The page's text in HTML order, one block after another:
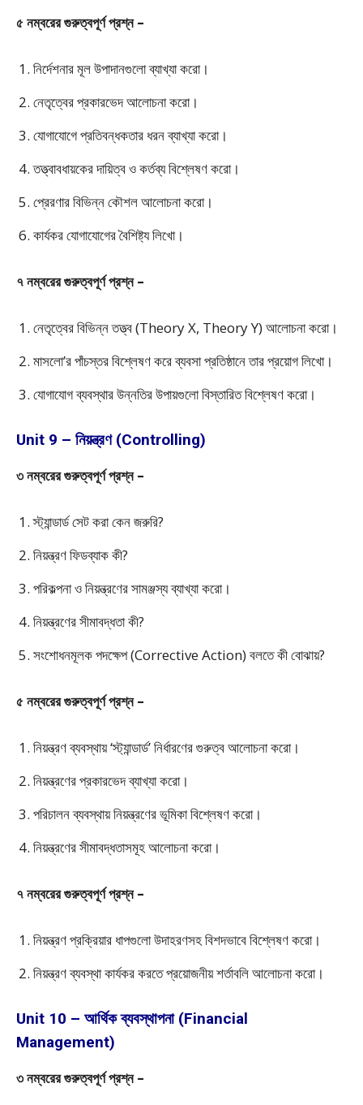
৫ নম্বরের গুরুত্বপূর্ণ প্রশ্ন –
নির্দেশনার মূল উপাদানগুলো ব্যাখ্যা করো।
নেতৃত্বের প্রকারভেদ আলোচনা করো।
যোগাযোগে প্রতিবন্ধকতার ধরন ব্যাখ্যা করো।
তত্ত্বাবধায়কের দায়িত্ব ও কর্তব্য বিশ্লেষণ করো।
প্রেরণার বিভিন্ন কৌশল আলোচনা করো।
কার্যকর যোগাযোগের বৈশিষ্ট্য লিখো।
৭ নম্বরের গুরুত্বপূর্ণ প্রশ্ন –
নেতৃত্বের বিভিন্ন তত্ত্ব (Theory X, Theory Y) আলোচনা করো।
মাসলো’র পাঁচস্তর বিশ্লেষণ করে ব্যবসা প্রতিষ্ঠানে তার প্রয়োগ লিখো।
যোগাযোগ ব্যবস্থার উন্নতির উপায়গুলো বিস্তারিত বিশ্লেষণ করো।
Unit 9 – নিয়ন্ত্রণ (Controlling)
৩ নম্বরের গুরুত্বপূর্ণ প্রশ্ন –
স্ট্যান্ডার্ড সেট করা কেন জরুরি?
নিয়ন্ত্রণ ফিডব্যাক কী?
পরিকল্পনা ও নিয়ন্ত্রণের সামঞ্জস্য ব্যাখ্যা করো।
নিয়ন্ত্রণের সীমাবদ্ধতা কী?
সংশোধনমূলক পদক্ষেপ (Corrective Action) বলতে কী বোঝায়?
৫ নম্বরের গুরুত্বপূর্ণ প্রশ্ন –
নিয়ন্ত্রণ ব্যবস্থায় ‘স্ট্যান্ডার্ড’ নির্ধারণের গুরুত্ব আলোচনা করো।
নিয়ন্ত্রণের প্রকারভেদ ব্যাখ্যা করো।
পরিচালন ব্যবস্থায় নিয়ন্ত্রণের ভূমিকা বিশ্লেষণ করো।
নিয়ন্ত্রণের সীমাবদ্ধতাসমূহ আলোচনা করো।
৭ নম্বরের গুরুত্বপূর্ণ প্রশ্ন –
নিয়ন্ত্রণ প্রক্রিয়ার ধাপগুলো উদাহরণসহ বিশদভাবে বিশ্লেষণ করো।
নিয়ন্ত্রণ ব্যবস্থা কার্যকর করতে প্রয়োজনীয় শর্তাবলি আলোচনা করো।
Unit 10 – আর্থিক ব্যবস্থাপনা (Financial
Management)
৩ নম্বরের গুরুত্বপূর্ণ প্রশ্ন –